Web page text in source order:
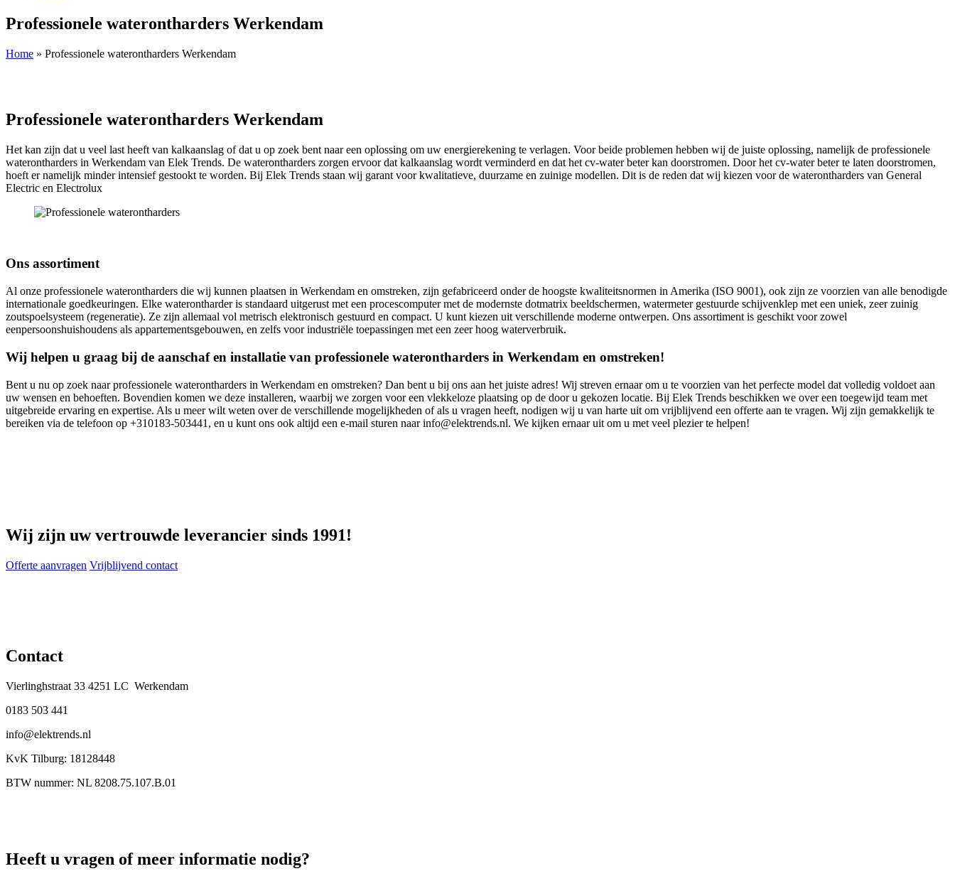
Professionele waterontharders Werkendam
Home » Professionele waterontharders Werkendam
Professionele waterontharders Werkendam
Het kan zijn dat u veel last heeft van kalkaanslag of dat u op zoek bent naar een oplossing om uw energierekening te verlagen. Voor beide problemen hebben wij de juiste oplossing, namelijk de professionele
waterontharders in Werkendam van Elek Trends. De waterontharders zorgen ervoor dat kalkaanslag wordt verminderd en dat het cv-water beter kan doorstromen. Door het cv-water beter te laten doorstromen,
hoeft er namelijk minder intensief gestookt te worden. Bij Elek Trends staan wij garant voor kwalitatieve, duurzame en zuinige modellen. Dit is de reden dat wij kiezen voor de waterontharders van General
Electric en Electrolux
Ons assortiment
Al onze professionele waterontharders die wij kunnen plaatsen in Werkendam en omstreken, zijn gefabriceerd onder de hoogste kwaliteitsnormen in Amerika (ISO 9001), ook zijn ze voorzien van alle benodigde
internationale goedkeuringen. Elke waterontharder is standaard uitgerust met een procescomputer met de modernste dotmatrix beeldschermen, watermeter gestuurde schijvenklep met een uniek, zeer zuinig
zoutspoelsysteem (regeneratie). Ze zijn allemaal vol metrisch elektronisch gestuurd en compact. U kunt kiezen uit verschillende moderne ontwerpen. Ons assortiment is geschikt voor zowel
eenpersoonshuishoudens als appartementsgebouwen, en zelfs voor industriële toepassingen met een zeer hoog waterverbruik.
Wij helpen u graag bij de aanschaf en installatie van professionele waterontharders in Werkendam en omstreken!
Bent u nu op zoek naar professionele waterontharders in Werkendam en omstreken? Dan bent u bij ons aan het juiste adres! Wij streven ernaar om u te voorzien van het perfecte model dat volledig voldoet aan
uw wensen en behoeften. Bovendien komen we deze installeren, waarbij we zorgen voor een vlekkeloze plaatsing op de door u gekozen locatie. Bij Elek Trends beschikken we over een toegewijd team met
uitgebreide ervaring en expertise. Als u meer wilt weten over de verschillende mogelijkheden of als u vragen heeft, nodigen wij u van harte uit om vrijblijvend een offerte aan te vragen. Wij zijn gemakkelijk te
bereiken via de telefoon op +310183-503441, en u kunt ons ook altijd een e-mail sturen naar info@elektrends.nl. We kijken ernaar uit om u met veel plezier te helpen!
Wij zijn uw vertrouwde leverancier sinds 1991!
Offerte aanvragen Vrijblijvend contact
Contact
Vierlinghstraat 33 4251 LC Werkendam
0183 503 441
info@elektrends.nl
KvK Tilburg: 18128448
BTW nummer: NL 8208.75.107.B.01
Heeft u vragen of meer informatie nodig?